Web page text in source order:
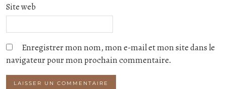
Site web
Enregistrer mon nom, mon e-mail et mon site dans le
navigateur pour mon prochain commentaire.